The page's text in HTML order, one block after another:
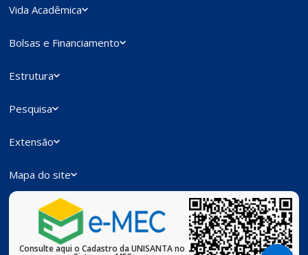
Vida Acadêmica
Bolsas e Financiamento
Estrutura
Pesquisa
Extensão
Mapa do site
Consulte aqui o Cadastro da UNISANTA no